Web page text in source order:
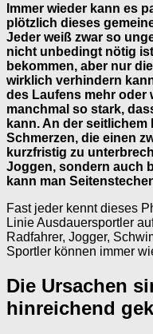
Immer wieder kann es
plötzlich dieses
Jeder weiß zwar so
nicht unbedingt nötig
bekommen, aber nur
wirklich verhindern
des Laufens mehr oder
manchmal so stark,
kann. An der
Schmerzen, die einen
kurzfristig zu
Joggen, sondern auch
kann man
Fast jeder kennt dieses
Linie Ausdauersportler
Radfahrer, Jogger,
Sportler können immer
Die Ursachen
hinreichend